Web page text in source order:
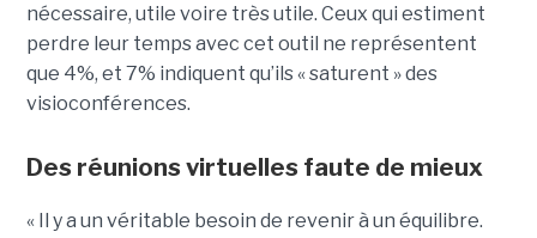
nécessaire, utile voire très utile. Ceux qui estiment
perdre leur temps avec cet outil ne représentent
que 4%, et 7% indiquent qu’ils « saturent » des
visioconférences.
Des réunions virtuelles faute de mieux
« Il y a un véritable besoin de revenir à un équilibre.